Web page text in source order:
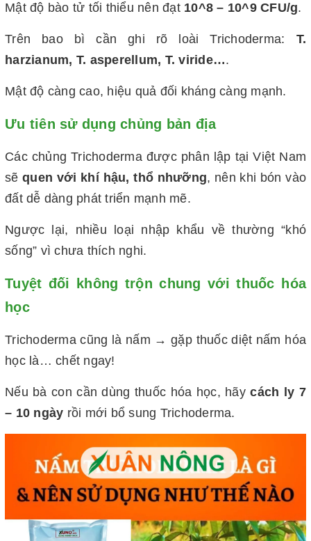
Mật độ bào tử tối thiểu nên đạt 10^8 – 10^9 CFU/g.
Trên bao bì cần ghi rõ loài Trichoderma: T.
harzianum, T. asperellum, T. viride….
Mật độ càng cao, hiệu quả đối kháng càng mạnh.
Ưu tiên sử dụng chủng bản địa
Các chủng Trichoderma được phân lập tại Việt Nam
sẽquen với khí hậu, thổ nhưỡng, nên khi bón vào
đất dễ dàng phát triển mạnh mẽ.
Ngược lại, nhiều loại nhập khẩu về thường “khó
sống” vì chưa thích nghi.
Tuyệt đối không trộn chung với thuốc hóa
học
Trichoderma cũng là nấm → gặp thuốc diệt nấm hóa
học là… chết ngay!
Nếu bà con cần dùng thuốc hóa học, hãycách ly 7
– 10 ngày rồi mới bổ sung Trichoderma.